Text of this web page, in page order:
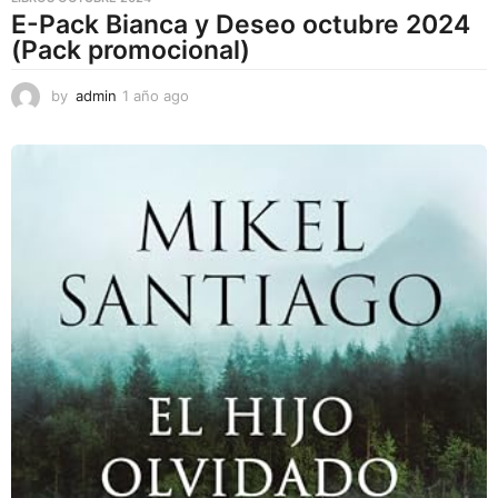
E-Pack Bianca y Deseo octubre 2024
(Pack promocional)
by admin 1 año ago
g
o